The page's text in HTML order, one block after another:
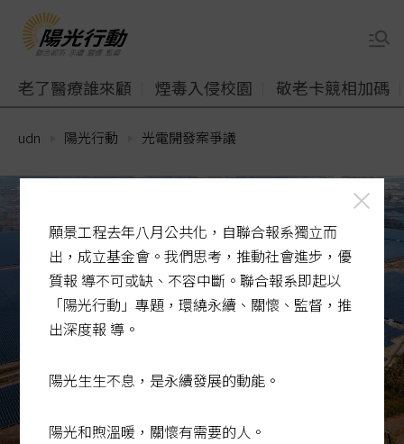
老了醫療誰來顧 煙毒入侵校園 敬老卡競相加碼
udn 陽光行動 光電開發案爭議
願景工程去年八月公共化，自聯合報系獨立而
出，成立基金會。我們思考，推動社會進步，優
質報 導不可或缺、不容中斷。聯合報系即起以
「陽光行動」專題，環繞永續、關懷、監督，推
出深度報 導。
陽光生生不息，是永續發展的動能。
陽光和煦溫暖，關懷有需要的人。